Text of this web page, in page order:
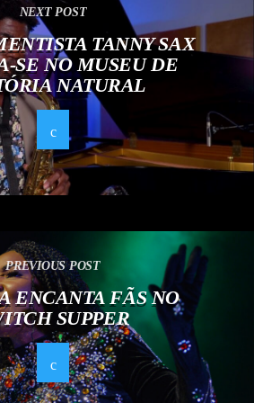
NEXT POST
TANNY SAX
SE NO MUSEU DE
NATURAL
PREVIOUS POST
ENCANTA FÃS NO
SUPPER